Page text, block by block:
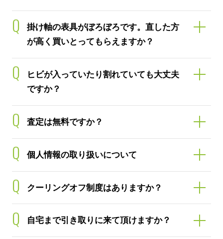
Q
掛け軸の表具がぼろぼろです。直した方
が高く買いとってもらえますか？
Q
ヒビが入っていたり割れていても大丈夫
ですか？
Q 査定は無料ですか？
Q 個人情報の取り扱いについて
Q クーリングオフ制度はありますか？
Q 自宅まで引き取りに来て頂けますか？